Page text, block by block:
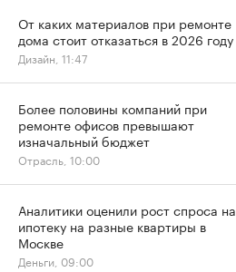
От каких материалов при ремонте
дома стоит отказаться в 2026 году
Дизайн, 11:47
Более половины компаний при
ремонте офисов превышают
изначальный бюджет
Отрасль, 10:00
Аналитики оценили рост спроса на
ипотеку на разные квартиры в
Москве
Деньги, 09:00